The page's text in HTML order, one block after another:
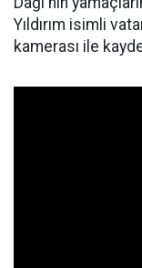
Yıldırım isimli
kamerası ile